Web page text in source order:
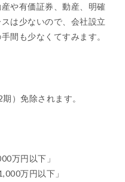
や有価証券、動産、明確
は少ないので、会社設立
間も少なくてすみます。
）免除されます。
万円以下」
万円以下」